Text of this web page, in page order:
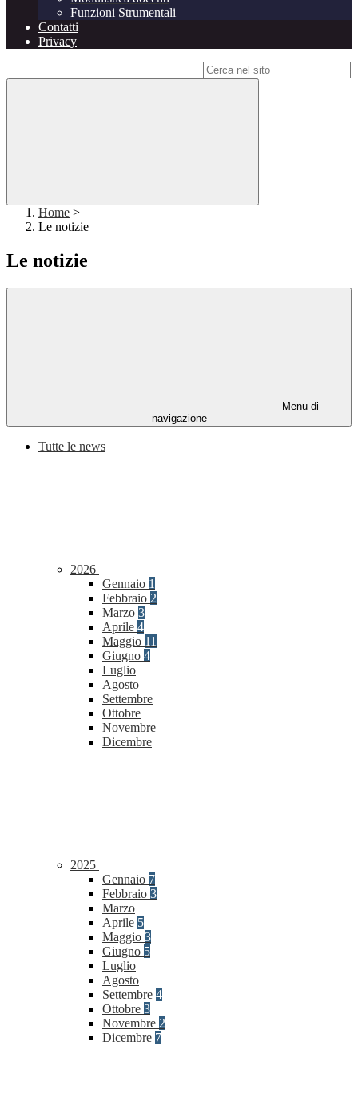
Funzioni Strumentali
Contatti
Privacy
Home >
Le notizie
Le notizie
Menu di
navigazione
Tutte le news
2026
Gennaio 1
Febbraio 2
Marzo 3
Aprile 4
Maggio 11
Giugno 4
Luglio
Agosto
Settembre
Ottobre
Novembre
Dicembre
2025
Gennaio 7
Febbraio 3
Marzo
Aprile 5
Maggio 3
Giugno 5
Luglio
Agosto
Settembre 4
Ottobre 3
Novembre 2
Dicembre 7